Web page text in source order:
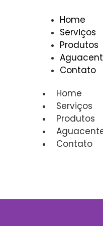
Home
Serviços
Produtos
Contato
Home
Serviços
Produtos
Contato